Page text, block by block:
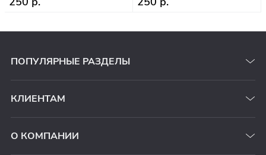
ПОПУЛЯРНЫЕ РАЗДЕЛЫ
КЛИЕНТАМ
О КОМПАНИИ